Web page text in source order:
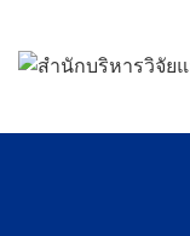
content